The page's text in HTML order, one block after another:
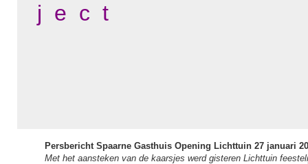
j e c t
Persbericht Spaarne Gasthuis Opening Lichttuin 27 januari
Met het aansteken van de kaarsjes werd gisteren Lichttuin